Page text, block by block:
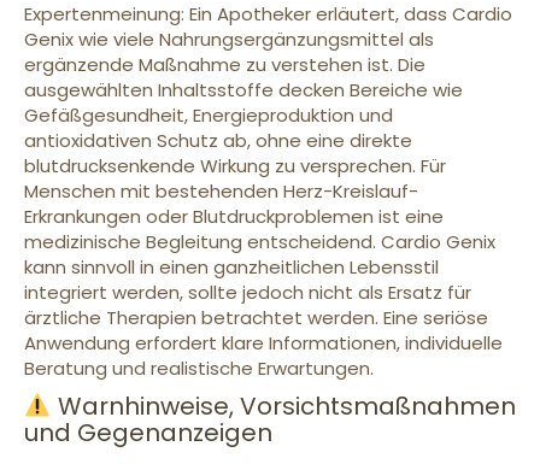
Expertenmeinung: Ein Apotheker erläutert, dass Cardio
Genix wie viele Nahrungsergänzungsmittel als
ergänzende Maßnahme zu verstehen ist. Die
ausgewählten Inhaltsstoffe decken Bereiche wie
Gefäßgesundheit, Energieproduktion und
antioxidativen Schutz ab, ohne eine direkte
blutdrucksenkende Wirkung zu versprechen. Für
Menschen mit bestehenden Herz-Kreislauf-
Erkrankungen oder Blutdruckproblemen ist eine
medizinische Begleitung entscheidend. Cardio Genix
kann sinnvoll in einen ganzheitlichen Lebensstil
integriert werden, sollte jedoch nicht als Ersatz für
ärztliche Therapien betrachtet werden. Eine seriöse
Anwendung erfordert klare Informationen, individuelle
Beratung und realistische Erwartungen.
Warnhinweise, Vorsichtsmaßnahmen
und Gegenanzeigen